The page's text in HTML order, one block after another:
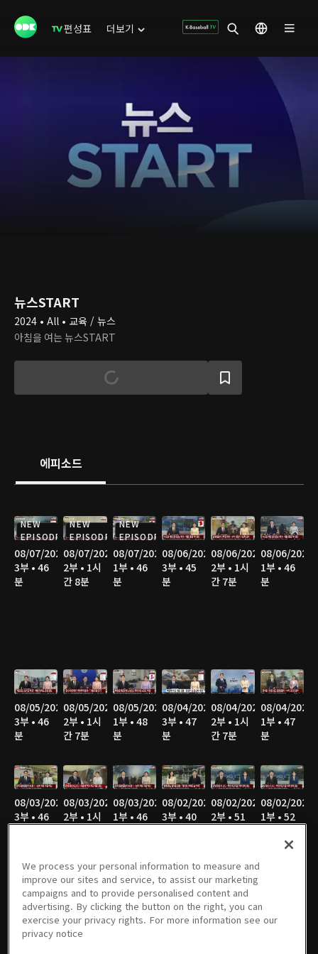
편성표 더보기
뉴스START
2024 • All • 교육 / 뉴스
아침을 여는 뉴스START
에피소드
NEW
EPISODE
08/07/2026
3부 • 46
분
NEW
EPISODE
08/07/2026
2부 • 1시
간 8분
NEW
EPISODE
08/07/2026
1부 • 46
분
08/06/2026
3부 • 45
분
08/06/2026
2부 • 1시
간 7분
08/06/2026
1부 • 46
분
08/05/2026
3부 • 46
분
08/05/2026
2부 • 1시
간 7분
08/05/2026
1부 • 48
분
08/04/2026
3부 • 47
분
08/04/2026
2부 • 1시
간 7분
08/04/2026
1부 • 47
분
08/03/2026
3부 • 46
08/03/2026
2부 • 1시
08/03/2026
1부 • 46
08/02/2026
3부 • 40
08/02/2026
2부 • 51
08/02/2026
1부 • 52
08/01/2026
3부 • 40
분
08/01/2026
2부 • 52
분
08/01/2026
1부 • 52
분
07/31/2026
3부 • 45
분
07/31/2026
2부 • 1시
간 7분
1부 • 46
분
We process your personal information to measure and
improve our sites and service, to assist our marketing
campaigns and to provide personalised content and
advertising. By clicking the button on the right, you can
exercise your privacy rights. For more information see our
privacy notice